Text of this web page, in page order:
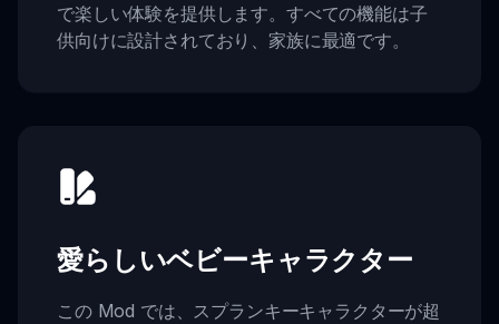
で楽しい体験を提供します。すべての機能は子
供向けに設計されており、家族に最適です。
愛らしいベビーキャラクター
この Mod では、スプランキーキャラクターが超